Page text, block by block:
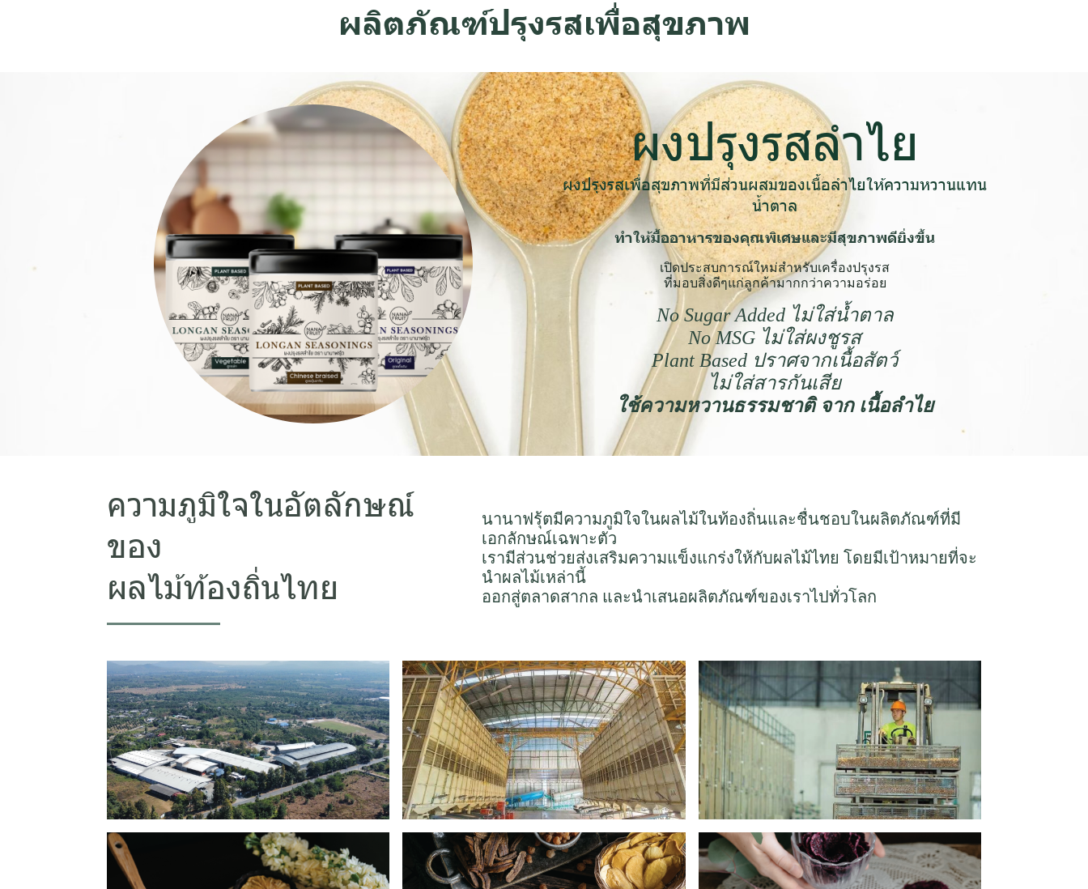
ผลิตภัณฑ์ปรุงรสเพื่อสุขภาพ
ผงปรุงรสลำไย
ผงปรุงรสเพื่อสุขภาพที่มีส่วนผสมของเนื้อลำไยให้ความหวานแทน
น้ำตาล
ทำให้มื้ออาหารของคุณพิเศษและมีสุขภาพดียิ่งขึ้น
เปิดประสบการณ์ใหม่สำหรับเครื่องปรุงรส
ที่มอบสิ่งดีๆแก่ลูกค้ามากกว่าความอร่อย
No Sugar Added ไม่ใส่น้ำตาล
No MSG ไม่ใส่ผงชูรส
Plant Based ปราศจากเนื้อสัตว์
ไม่ใส่สารกันเสีย
ใช้ความหวานธรรมชาติ จาก เนื้อลำไย
ความภูมิใจในอัตลักษณ์
ของ
ผลไม้ท้องถิ่นไทย
นานาฟรุ้ตมีความภูมิใจในผลไม้ในท้องถิ่นและชื่นชอบในผลิตภัณฑ์ที่มี
เอกลักษณ์เฉพาะตัว
เรามีส่วนช่วยส่งเสริมความแข็งแกร่งให้กับผลไม้ไทย โดยมีเป้าหมายที่จะ
นำผลไม้เหล่านี้
ออกสู่ตลาดสากล และนำเสนอผลิตภัณฑ์ของเราไปทั่วโลก